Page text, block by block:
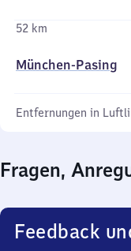
52 km
München-Pasing
Entfernungen in
Fragen,
Feedback